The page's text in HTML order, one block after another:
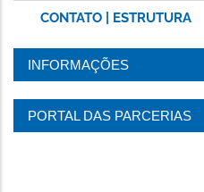
CONTATO | ESTRUTURA
INFORMAÇÕES
PORTAL DAS PARCERIAS